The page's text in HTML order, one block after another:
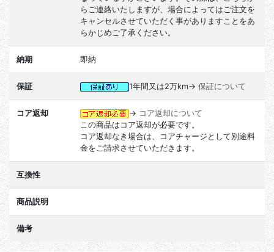
らご連絡いたしますが、場合によってはご注文を
キャンセルさせていただく事がありますことをあ
らかじめご了承ください。
納期 即納
保証 1年間又は2万km→ 保証について
コア返却 → コア返却について
この商品はコア返却が必要です。
コア返却なき場合は、コアチャージとして別途料
金をご請求させていただきます。
互換性
商品説明
備考